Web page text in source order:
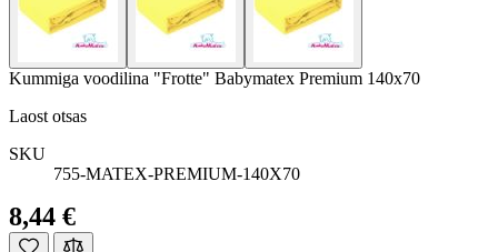
Kummiga voodilina "Frotte" Babymatex Premium 140x70
Laost otsas
SKU
755-MATEX-PREMIUM-140X70
8,44 €